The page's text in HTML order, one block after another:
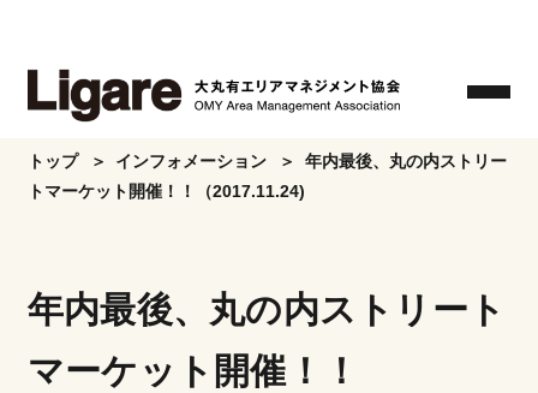
content
トップ インフォメーション
年内最後、丸の内ストリー
トマーケット開催！！（2017.11.24)
年内最後、丸の内ストリート
マーケット開催！！